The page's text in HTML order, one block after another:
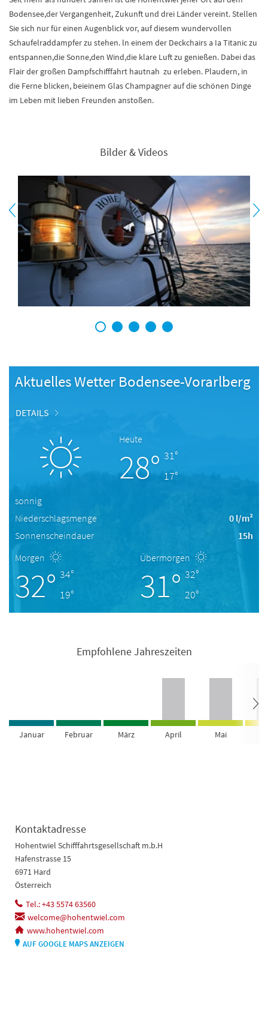
Bodensee,der Vergangenheit, Zukunft und drei Länder vereint. Stellen
Sie sich nur für einen Augenblick vor, auf diesem wundervollen
Schaufelraddampfer zu stehen. ln einem der Deckchairs a Ia Titanic zu
entspannen,die Sonne,den Wind,die klare Luft zu genießen. Dabei das
Flair der großen Dampfschifffahrt hautnah zu erleben. Plaudern, in
die Ferne blicken, beieinem Glas Champagner auf die schönen Dinge
im Leben mit lieben Freunden anstoßen.
Bilder & Videos
1 2 3 4 5
Aktuelles Wetter Bodensee-Vorarlberg
DETAILS
Heute
28° 31°
17°
sonnig
Niederschlagsmenge
0 l/m²
Sonnenscheindauer
15h
Morgen
32° 34°
19°
Übermorgen
31° 32°
20°
Empfohlene Jahreszeiten
Januar Februar März April Mai
Kontaktadresse
Hohentwiel Schifffahrtsgesellschaft m.b.H
Hafenstrasse 15
6971 Hard
Österreich
Tel.: +43 5574 63560
welcome@hohentwiel.com
www.hohentwiel.com
AUF GOOGLE MAPS ANZEIGEN